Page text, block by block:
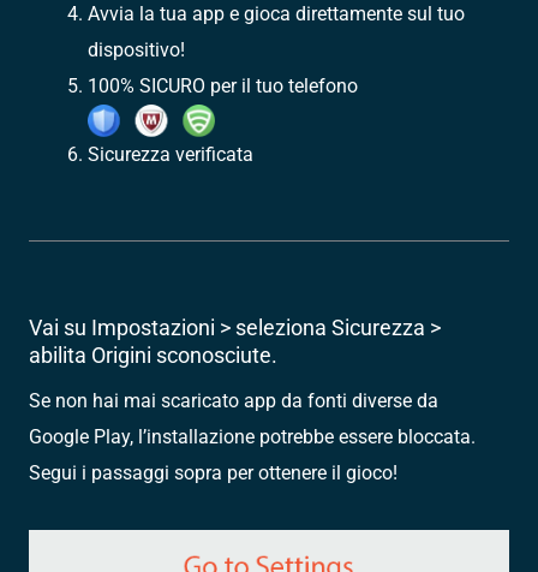
Avvia la tua app e gioca direttamente sul tuo
dispositivo!
100% SICURO per il tuo telefono
Sicurezza verificata
Vai su Impostazioni > seleziona Sicurezza >
abilita Origini sconosciute.
Se non hai mai scaricato app da fonti diverse da
Google Play, l’installazione potrebbe essere bloccata.
Segui i passaggi sopra per ottenere il gioco!